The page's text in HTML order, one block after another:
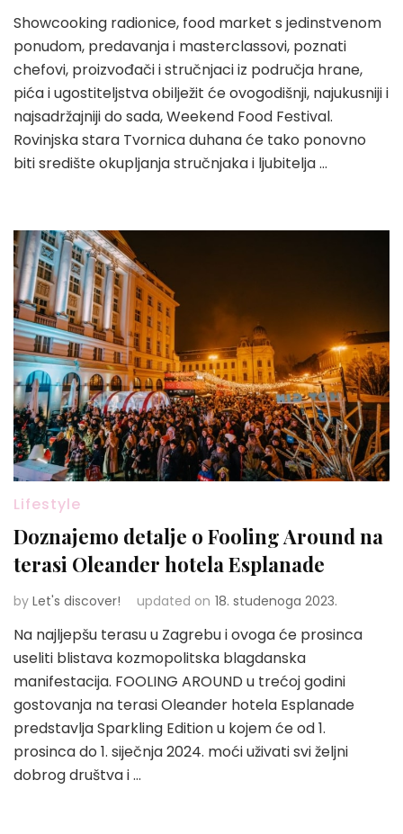
Showcooking radionice, food market s jedinstvenom
ponudom, predavanja i masterclassovi, poznati
chefovi, proizvođači i stručnjaci iz područja hrane,
pića i ugostiteljstva obilježit će ovogodišnji, najukusniji i
najsadržajniji do sada, Weekend Food Festival.
Rovinjska stara Tvornica duhana će tako ponovno
biti središte okupljanja stručnjaka i ljubitelja …
Lifestyle
Doznajemo detalje o Fooling Around na
terasi Oleander hotela Esplanade
by Let's discover! updated on 18. studenoga 2023.
Na najljepšu terasu u Zagrebu i ovoga će prosinca
useliti blistava kozmopolitska blagdanska
manifestacija. FOOLING AROUND u trećoj godini
gostovanja na terasi Oleander hotela Esplanade
predstavlja Sparkling Edition u kojem će od 1.
prosinca do 1. siječnja 2024. moći uživati svi željni
dobrog društva i …